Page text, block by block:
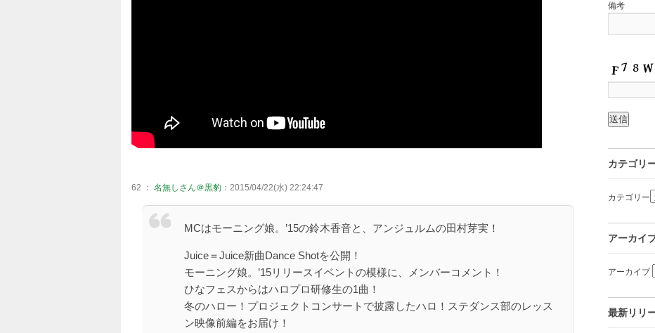
62 ： 名無しさん＠黒豹 ：2015/04/22(水) 22:24:47
MCはモーニング娘。’15の鈴木香音と、アンジュルムの田村芽実！
Juice＝Juice新曲Dance Shotを公開！
モーニング娘。’15リリースイベントの模様に、メンバーコメント！
ひなフェスからはハロプロ研修生の1曲！
冬のハロー！プロジェクトコンサートで披露したハロ！ステダンス部のレッス
ン映像前編をお届け！
備考
カテゴリ
カテゴリー
アーカイ
アーカイブ
最新リリ